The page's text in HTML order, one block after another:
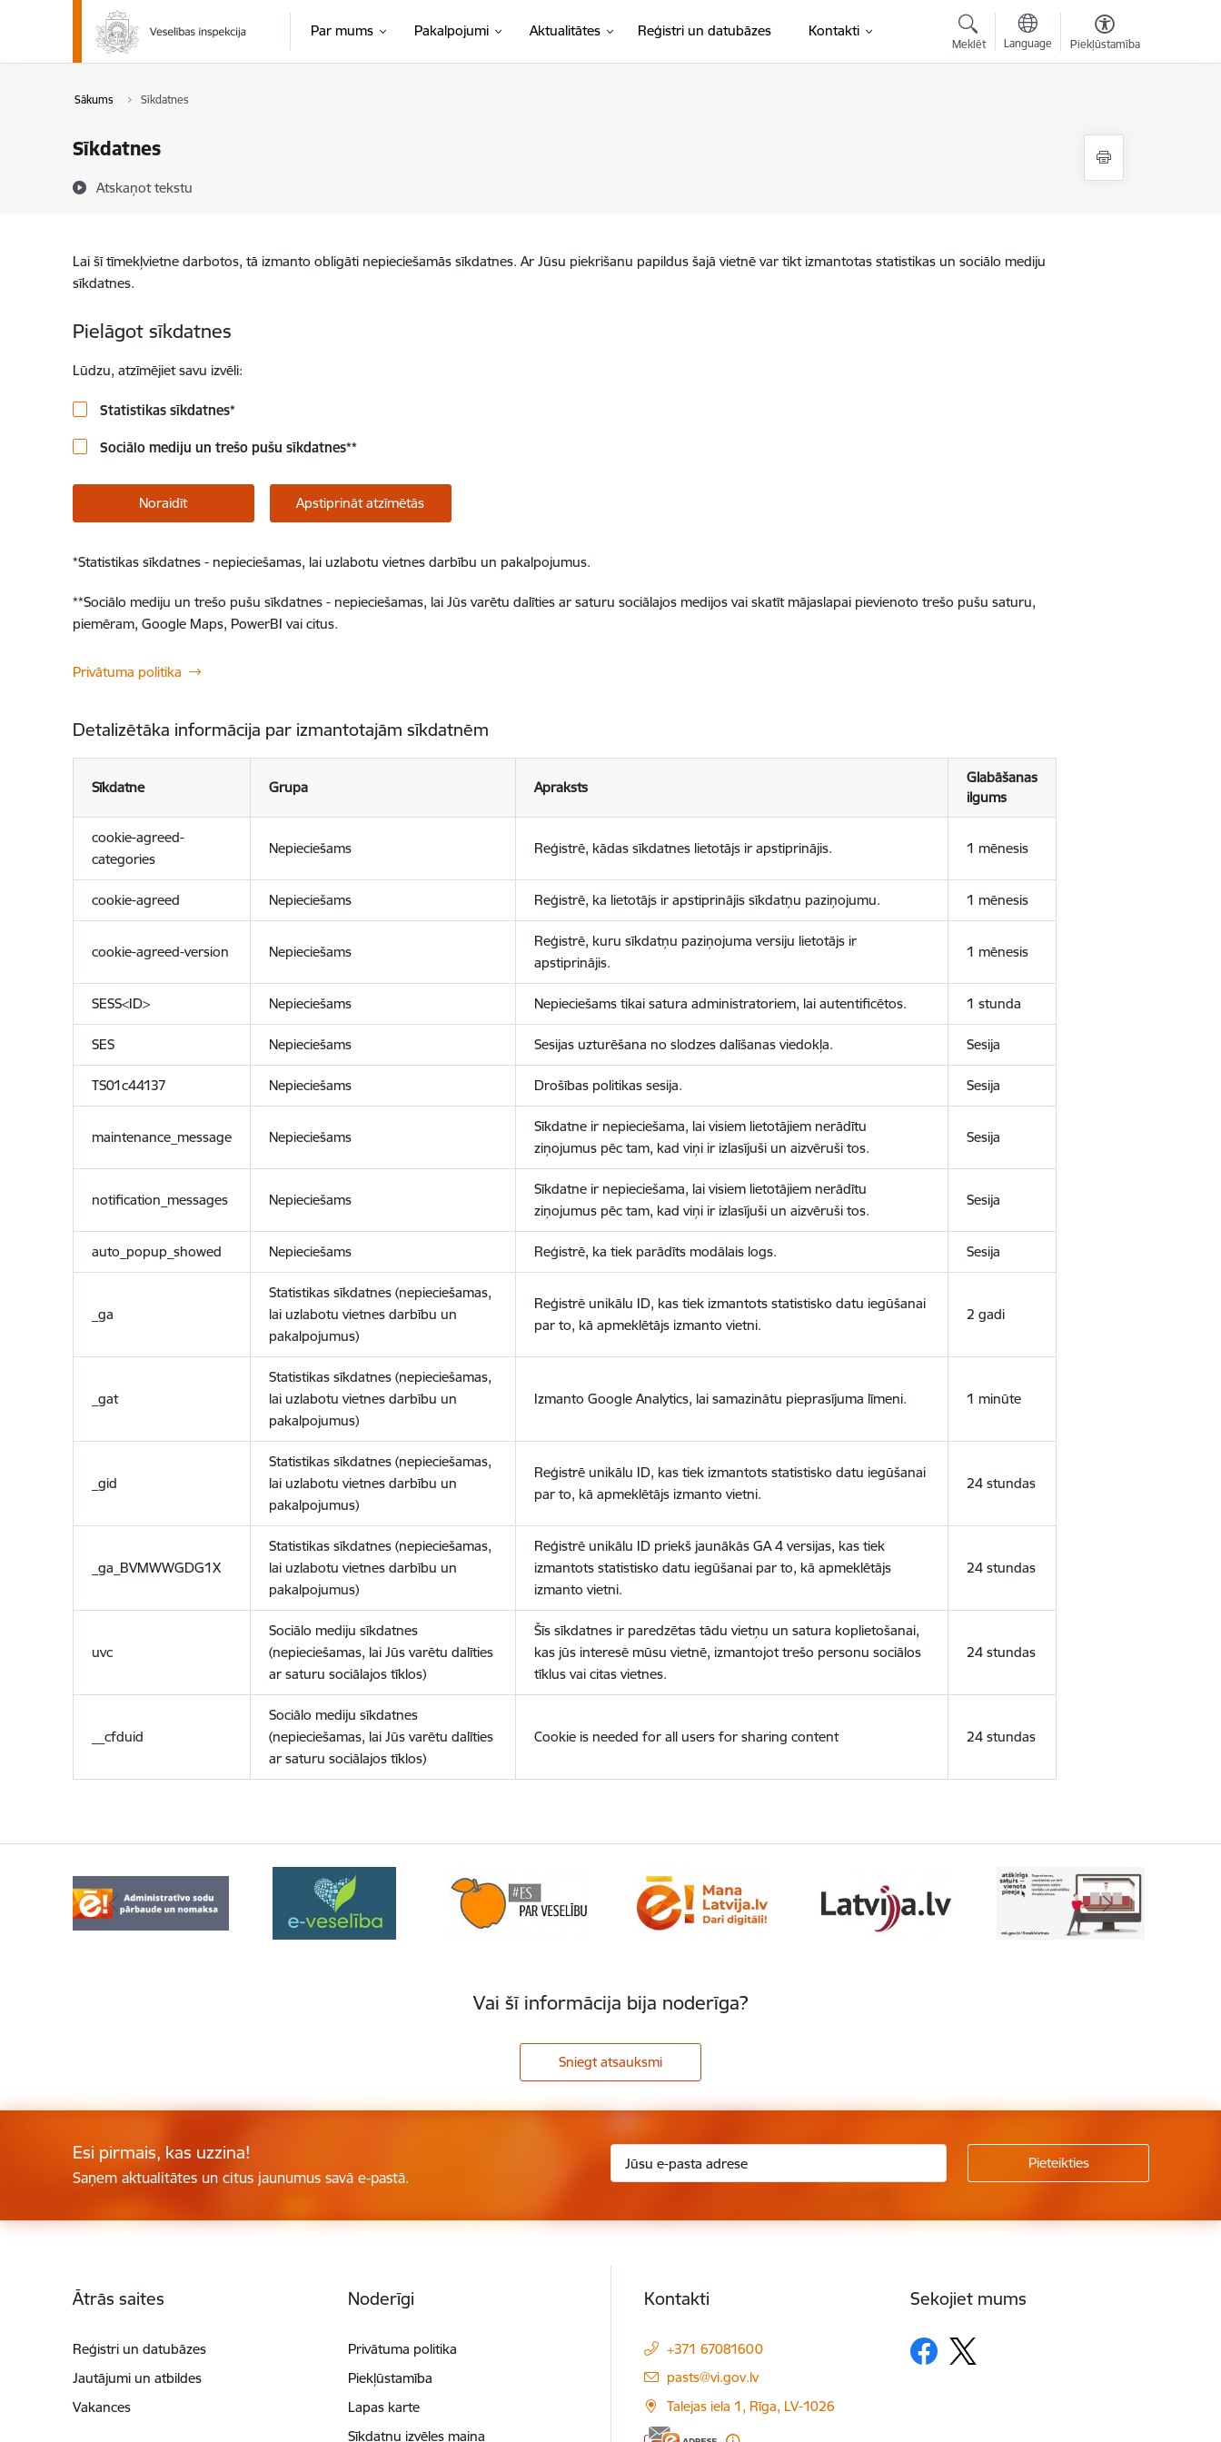
Pāriet uz lapas saturu
Par mums Pakalpojumi Aktualitātes Reģistri un datubāzes Kontakti
Meklēt Language Piekļūstamība
Sākums Sīkdatnes
Sīkdatnes
Atskaņot tekstu
Lai šī tīmekļvietne darbotos, tā izmanto obligāti nepieciešamās sīkdatnes. Ar Jūsu piekrišanu papildus šajā vietnē var tikt izmantotas statistikas un sociālo mediju
sīkdatnes.
Pielāgot sīkdatnes
Lūdzu, atzīmējiet savu izvēli:
Statistikas sīkdatnes*
Sociālo mediju un trešo pušu sīkdatnes**
Noraidīt Apstiprināt atzīmētās
*Statistikas sīkdatnes - nepieciešamas, lai uzlabotu vietnes darbību un pakalpojumus.
**Sociālo mediju un trešo pušu sīkdatnes - nepieciešamas, lai Jūs varētu dalīties ar saturu sociālajos medijos vai skatīt mājaslapai pievienoto trešo pušu saturu,
piemēram, Google Maps, PowerBI vai citus.
Privātuma politika
Detalizētāka informācija par izmantotajām sīkdatnēm
Sīkdatne Grupa Apraksts
Glabāšanas
ilgums
cookie-agreed-
categories
Nepieciešams Reģistrē, kādas sīkdatnes lietotājs ir apstiprinājis. 1 mēnesis
cookie-agreed Nepieciešams Reģistrē, ka lietotājs ir apstiprinājis sīkdatņu paziņojumu. 1 mēnesis
cookie-agreed-version Nepieciešams
Reģistrē, kuru sīkdatņu paziņojuma versiju lietotājs ir
apstiprinājis.
1 mēnesis
SESS<ID> Nepieciešams Nepieciešams tikai satura administratoriem, lai autentificētos. 1 stunda
SES Nepieciešams Sesijas uzturēšana no slodzes dalīšanas viedokļa. Sesija
TS01c44137 Nepieciešams Drošības politikas sesija. Sesija
maintenance_message Nepieciešams
Sīkdatne ir nepieciešama, lai visiem lietotājiem nerādītu
ziņojumus pēc tam, kad viņi ir izlasījuši un aizvēruši tos.
Sesija
notification_messages Nepieciešams
Sīkdatne ir nepieciešama, lai visiem lietotājiem nerādītu
ziņojumus pēc tam, kad viņi ir izlasījuši un aizvēruši tos.
Sesija
auto_popup_showed Nepieciešams Reģistrē, ka tiek parādīts modālais logs. Sesija
_ga
Statistikas sīkdatnes (nepieciešamas,
lai uzlabotu vietnes darbību un
pakalpojumus)
Reģistrē unikālu ID, kas tiek izmantots statistisko datu iegūšanai
par to, kā apmeklētājs izmanto vietni.
2 gadi
_gat
Statistikas sīkdatnes (nepieciešamas,
lai uzlabotu vietnes darbību un
pakalpojumus)
Izmanto Google Analytics, lai samazinātu pieprasījuma līmeni. 1 minūte
_gid
Statistikas sīkdatnes (nepieciešamas,
lai uzlabotu vietnes darbību un
pakalpojumus)
Reģistrē unikālu ID, kas tiek izmantots statistisko datu iegūšanai
par to, kā apmeklētājs izmanto vietni.
24 stundas
_ga_BVMWWGDG1X
Statistikas sīkdatnes (nepieciešamas,
lai uzlabotu vietnes darbību un
pakalpojumus)
Reģistrē unikālu ID priekš jaunākās GA 4 versijas, kas tiek
izmantots statistisko datu iegūšanai par to, kā apmeklētājs
izmanto vietni.
24 stundas
uvc
Sociālo mediju sīkdatnes
(nepieciešamas, lai Jūs varētu dalīties
ar saturu sociālajos tīklos)
Šīs sīkdatnes ir paredzētas tādu vietņu un satura koplietošanai,
kas jūs interesē mūsu vietnē, izmantojot trešo personu sociālos
tīklus vai citas vietnes.
24 stundas
__cfduid
Sociālo mediju sīkdatnes
(nepieciešamas, lai Jūs varētu dalīties
ar saturu sociālajos tīklos)
Cookie is needed for all users for sharing content 24 stundas
Vai šī informācija bija noderīga?
Sniegt atsauksmi
Esi pirmais, kas uzzina!
Saņem aktualitātes un citus jaunumus savā e-pastā.
Ātrās saites
Reģistri un datubāzes
Jautājumi un atbildes
Vakances
Noderīgi
Privātuma politika
Piekļūstamība
Lapas karte
Sīkdatņu izvēles maiņa
Kontakti
+371 67081600
E-pasts:
pasts@vi.gov.lv
Talejas iela 1, Rīga, LV-1026
Sekojiet mums